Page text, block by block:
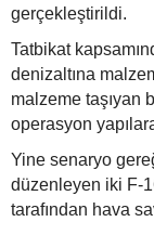
gerçekleştirildi.
Tatbikat
denizaltına
malzeme taşıyan
operasyon
Yine senaryo
düzenleyen iki F-
tarafından hava